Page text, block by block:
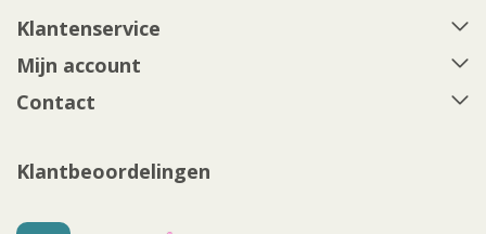
Klantenservice
Mijn account
Contact
Klantbeoordelingen